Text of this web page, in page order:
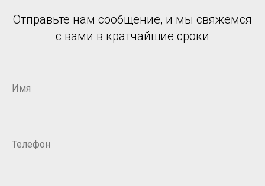
Отправьте нам сообщение, и мы свяжемся
с вами в кратчайшие сроки